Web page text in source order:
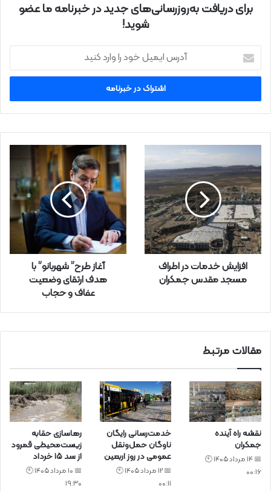
برای دریافت به‌روزرسانی‌های جدید در خبرنامه ما عضو
شوید!
ر
ا
ی
خ
و
د
ر
ا
و
ا
ر
افزایش خدمات در اطراف
مسجد مقدس جمکران
آغاز طرح” شهربانو” با
هدف ارتقای وضعیت
عفاف و حجاب
مقالات مرتبط
نقشه راه آینده
جمکران
📅 14 مرداد 1405 🕙
00:16
خدمت‌رسانی رایگان
ناوگان حمل‌ونقل
عمومی در روز اربعین
📅 12 مرداد 1405 🕙
00:11
رهاسازی حقابه
زیست‌محیطی قمرود
از سد ۱۵ خرداد
📅 10 مرداد 1405 🕙
19:30